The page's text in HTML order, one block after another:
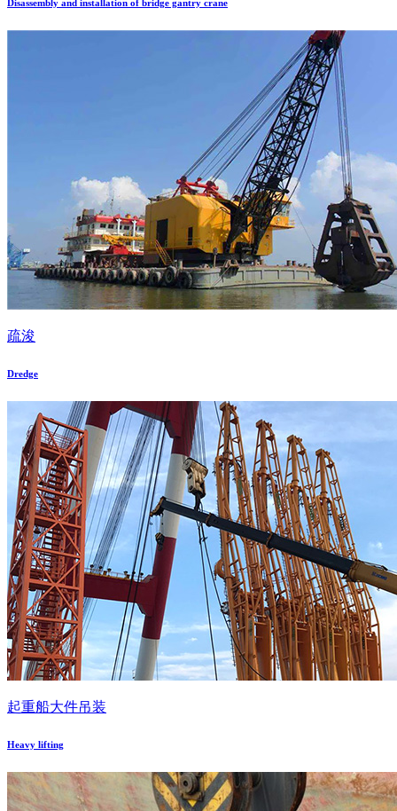
Disassembly and installation of bridge gantry crane
疏浚
Dredge
起重船大件吊装
Heavy lifting